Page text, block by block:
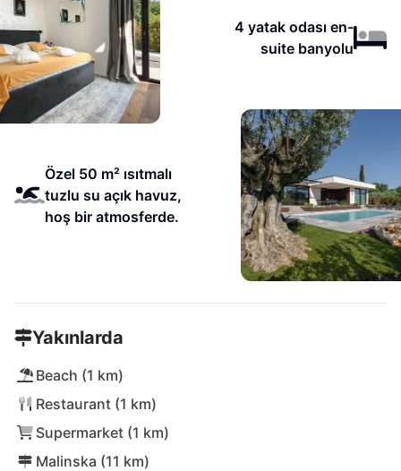
4 yatak odası en-
suite banyolu
Özel 50 m² ısıtmalı
tuzlu su açık havuz,
hoş bir atmosferde.
Yakınlarda
Beach (1 km)
Restaurant (1 km)
Supermarket (1 km)
Malinska (11 km)